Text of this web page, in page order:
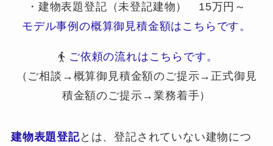
・建物表題登記（未登記建物） 15万円～
モデル事例の概算御見積金額はこちらです。
ご依頼の流れはこちらです。
（ご相談→概算御見積金額のご提示→正式御見
積金額のご提示→業務着手）
建物表題登記とは、登記されていない建物につ